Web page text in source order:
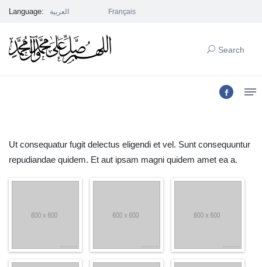
Language: العربية Français
Search
Ut consequatur fugit delectus eligendi et vel. Sunt consequuntur
repudiandae quidem. Et aut ipsam magni quidem amet ea a.